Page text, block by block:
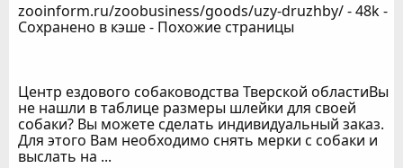
zooinform.ru/zoobusiness/goods/uzy-druzhby/ - 48k -
Сохранено в кэше - Похожие страницы
Центр ездового собаководства Тверской областиВы
не нашли в таблице размеры шлейки для своей
собаки? Вы можете сделать индивидуальный заказ.
Для этого Вам необходимо снять мерки с собаки и
выслать на ...